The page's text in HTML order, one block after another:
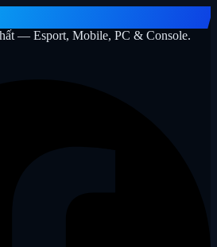
— Esport, Mobile, PC & Console.